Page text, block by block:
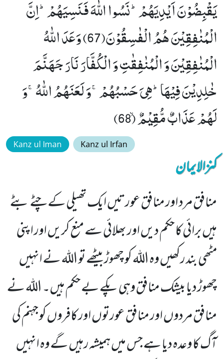
یَقْبِضُوْنَ اَیْدِیَهُمْؕ-نَسُوا اللّٰهَ فَنَسِیَهُمْؕ-اِنَّ
الْمُنٰفِقِیْنَ هُمُ الْفٰسِقُوْنَ(67) وَعَدَ اللّٰهُ
الْمُنٰفِقِیْنَ وَ الْمُنٰفِقٰتِ وَ الْكُفَّارَ نَارَ جَهَنَّمَ
خٰلِدِیْنَ فِیْهَاؕ-هِیَ حَسْبُهُمْۚ-وَ لَعَنَهُمُ اللّٰهُۚ-وَ
لَهُمْ عَذَابٌ مُّقِیْمٌۙ (68)
Kanz ul Iman Kanz ul Irfan
کنزالایمان
منافق مرد اور منافق عورتیں ایک تھیلی کے چٹے بٹے
ہیں برائی کا حکم دیں اور بھلائی سے منع کریں اور اپنی
مٹھی بند رکھیں وہ اللہ کو چھوڑ بیٹھے تو اللہ نے انہیں
چھوڑ دیا بیشک منافق وہی پکے بے حکم ہیں۔ اللہ نے
منافق مردوں اور منافق عورتوں اور کافروں کو جہنم کی
آگ کا وعدہ دیا ہے جس میں ہمیشہ رہیں گے وہ انہیں